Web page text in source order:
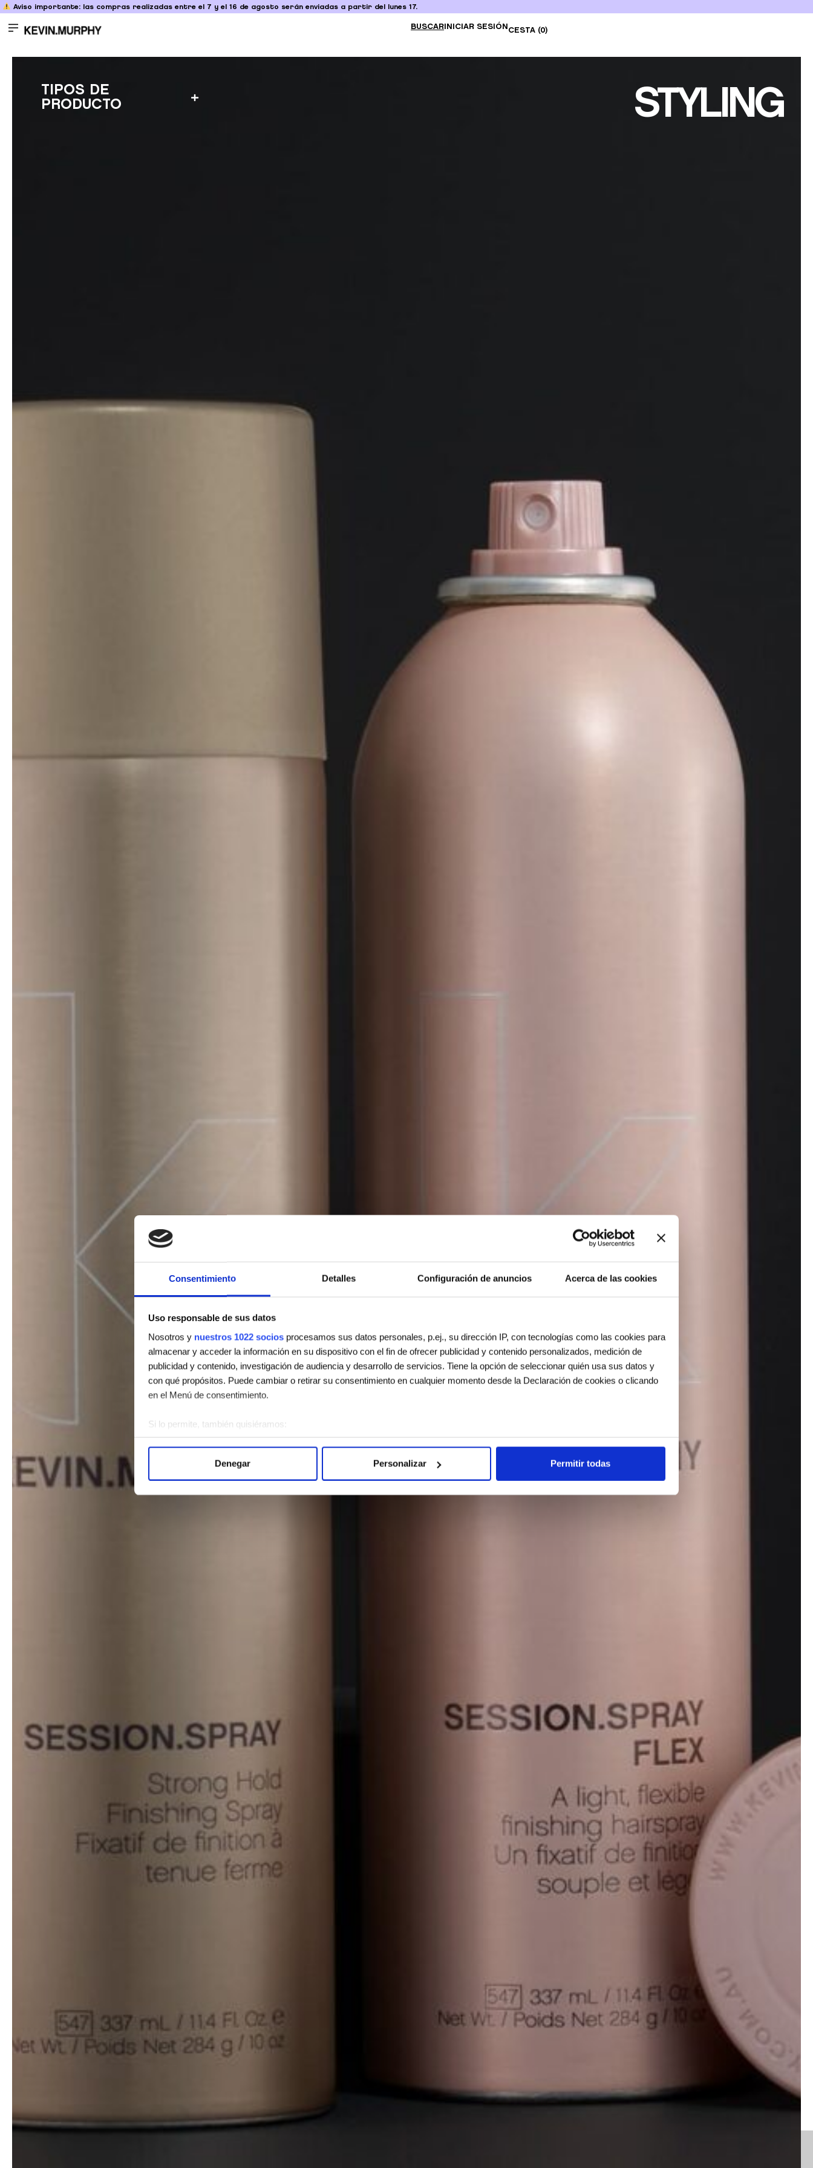
Consentimiento Detalles Configuración de anuncios Acerca de las cookies
Uso responsable de sus datos
Nosotros y nuestros 1022 sociosprocesamos sus datos personales, p.ej., su dirección IP, con tecnologías como las cookies para
almacenar y acceder la información en su dispositivo con el fin de ofrecer publicidad y contenido personalizados, medición de
publicidad y contenido, investigación de audiencia y desarrollo de servicios. Tiene la opción de seleccionar quién usa sus datos y
con qué propósitos. Puede cambiar o retirar su consentimiento en cualquier momento desde la Declaración de cookies o clicando
en el Menú de consentimiento.
Si lo permite, también quisiéramos:
Recopilar información sobre su ubicación geográfica que puede tener una precisión de varios metros
Obtenga más información sobre cómo se procesan sus datos personales y establezca sus preferencias en la
Denegar Personalizar Permitir todas
Aviso importante: las compras realizadas entre el 7 y el 16 de agosto serán enviadas a partir del lunes 17.
BUSCAR INICIAR SESIÓN CESTA (0)
TIPOS DE
PRODUCTO
STYLING